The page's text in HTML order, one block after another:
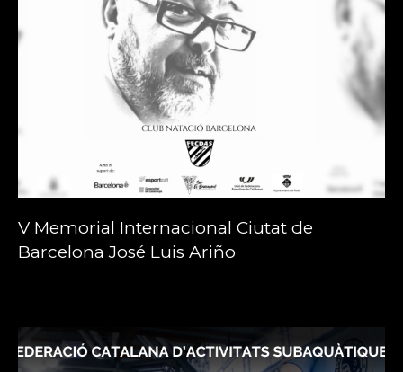
V Memorial Internacional Ciutat de
Barcelona José Luis Ariño